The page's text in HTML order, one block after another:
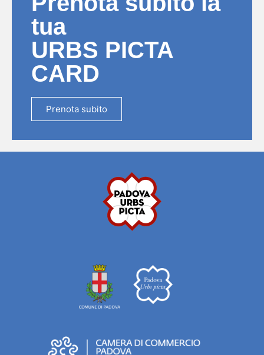
tua
URBS PICTA
CARD
Prenota subito